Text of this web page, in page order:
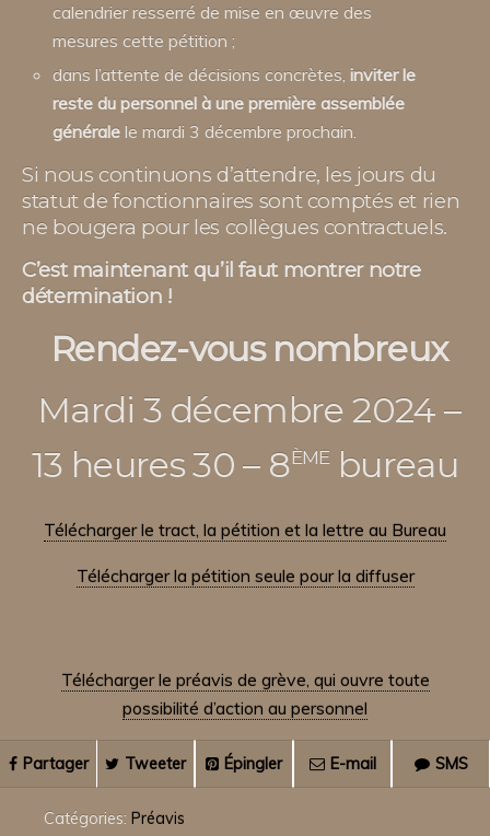
calendrier resserré de mise en œuvre des
mesures cette pétition ;
dans l’attente de décisions concrètes,inviter le
reste du personnel à une première assemblée
généralele mardi 3 décembre prochain.
Si nous continuons d’attendre, les jours du
statut de fonctionnaires sont comptés et rien
ne bougera pour les collègues contractuels.
C’est maintenant qu’il faut montrer notre
détermination !
Rendez-vous nombreux
Mardi 3 décembre 2024 –
13 heures 30 – 8èmebureau
Télécharger le tract, la pétition et la lettre au Bureau
Télécharger la pétition seule pour la diffuser
Télécharger le préavis de grève, qui ouvre toute
possibilité d’action au personnel
Partager Tweeter Épingler E-mail SMS
Catégories: Préavis